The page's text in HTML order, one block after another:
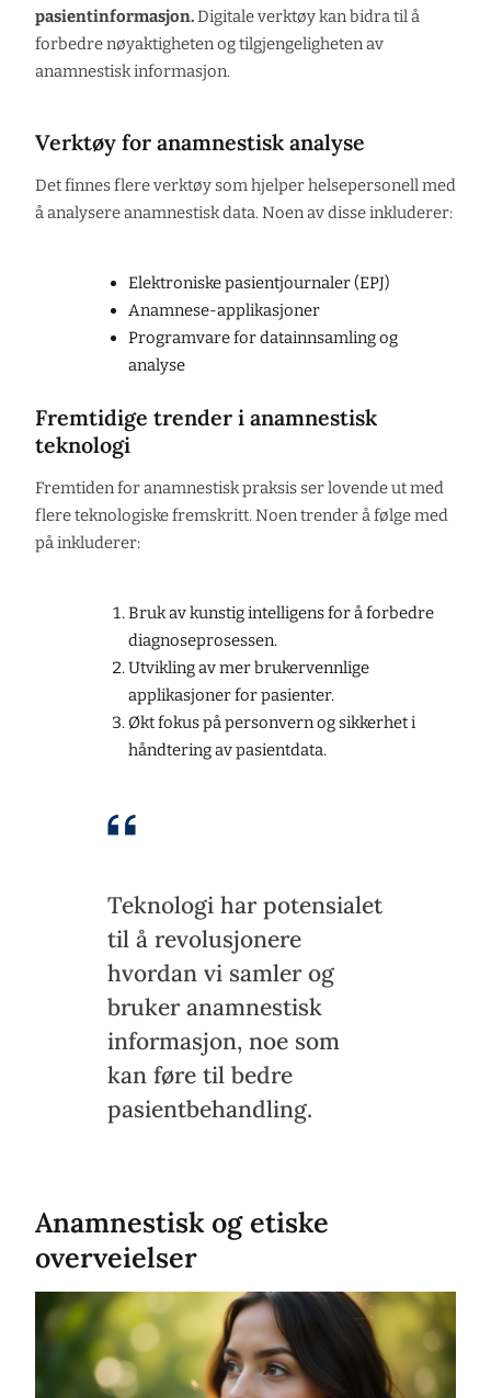
pasientinformasjon.Digitale verktøy kan bidra til å
forbedre nøyaktigheten og tilgjengeligheten av
anamnestisk informasjon.
Verktøy for anamnestisk analyse
Det finnes flere verktøy som hjelper helsepersonell med
å analysere anamnestisk data. Noen av disse inkluderer:
Elektroniske pasientjournaler (EPJ)
Anamnese-applikasjoner
Programvare for datainnsamling og
analyse
Fremtidige trender i anamnestisk
teknologi
Fremtiden for anamnestisk praksis ser lovende ut med
flere teknologiske fremskritt. Noen trender å følge med
på inkluderer:
Bruk av kunstig intelligens for å forbedre
diagnoseprosessen.
Utvikling av mer brukervennlige
applikasjoner for pasienter.
Økt fokus på personvern og sikkerhet i
håndtering av pasientdata.
Teknologi har potensialet
til å revolusjonere
hvordan vi samler og
bruker anamnestisk
informasjon, noe som
kan føre til bedre
pasientbehandling.
Anamnestisk og etiske
overveielser